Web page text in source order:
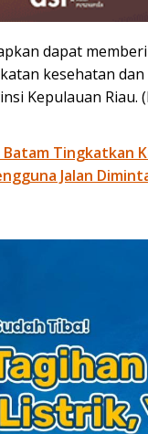
dapat
kesehatan
Kepulauan Riau.
Batam Tingkatkan
Jalan